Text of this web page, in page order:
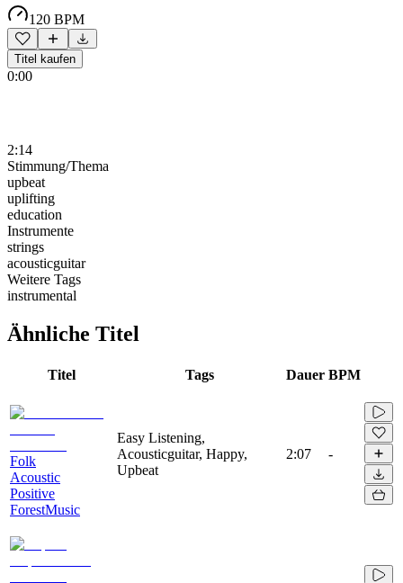
120 BPM
Titel kaufen
0:00
2:14
Stimmung/Thema
upbeat
uplifting
education
Instrumente
strings
acousticguitar
Weitere Tags
instrumental
Ähnliche Titel
Titel Tags Dauer BPM
Folk
Acoustic
Positive
ForestMusic
Easy Listening,
Acousticguitar, Happy,
Upbeat
2:07 -